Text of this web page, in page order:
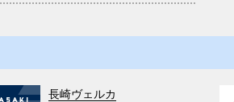
長崎ヴェルカ